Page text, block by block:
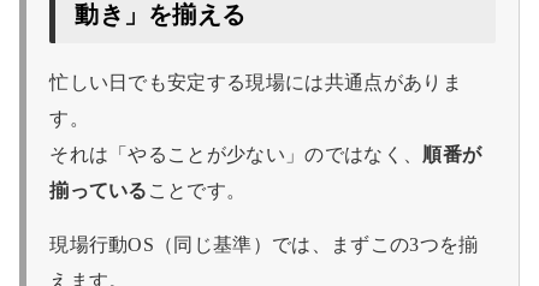
動き」を揃える
忙しい日でも安定する現場には共通点がありま
す。
それは「やることが少ない」のではなく、 順番が
揃っている ことです。
現場行動OS（同じ基準）では、まずこの3つを揃
えます。